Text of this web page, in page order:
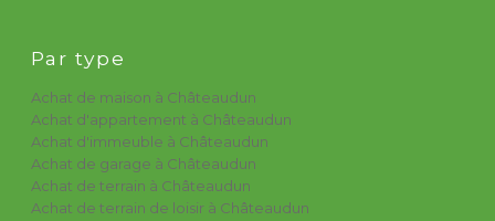
Par type
Achat de maison à Châteaudun
Achat d'appartement à Châteaudun
Achat d'immeuble à Châteaudun
Achat de garage à Châteaudun
Achat de terrain à Châteaudun
Achat de terrain de loisir à Châteaudun